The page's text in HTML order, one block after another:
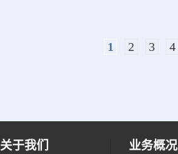
1 2 3 4
关于我们 业务概况